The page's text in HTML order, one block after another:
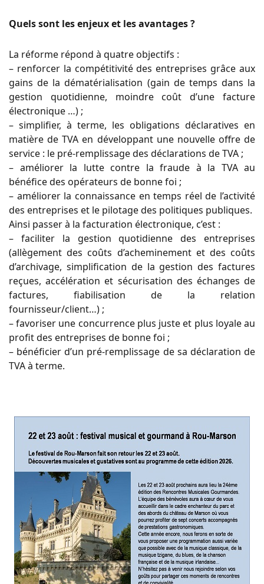
Quels sont les enjeux et les avantages ?
La réforme répond à quatre objectifs :
– renforcer la compétitivité des entreprises grâce aux
gains de la dématérialisation (gain de temps dans la
gestion quotidienne, moindre coût d’une facture
électronique …) ;
– simplifier, à terme, les obligations déclaratives en
matière de TVA en développant une nouvelle offre de
service : le pré-remplissage des déclarations de TVA ;
– améliorer la lutte contre la fraude à la TVA au
bénéfice des opérateurs de bonne foi ;
– améliorer la connaissance en temps réel de l’activité
des entreprises et le pilotage des politiques publiques.
Ainsi passer à la facturation électronique, c’est :
– faciliter la gestion quotidienne des entreprises
(allègement des coûts d’acheminement et des coûts
d’archivage, simplification de la gestion des factures
reçues, accélération et sécurisation des échanges de
factures, fiabilisation de la relation
fournisseur/client…) ;
– favoriser une concurrence plus juste et plus loyale au
profit des entreprises de bonne foi ;
– bénéficier d’un pré-remplissage de sa déclaration de
TVA à terme.